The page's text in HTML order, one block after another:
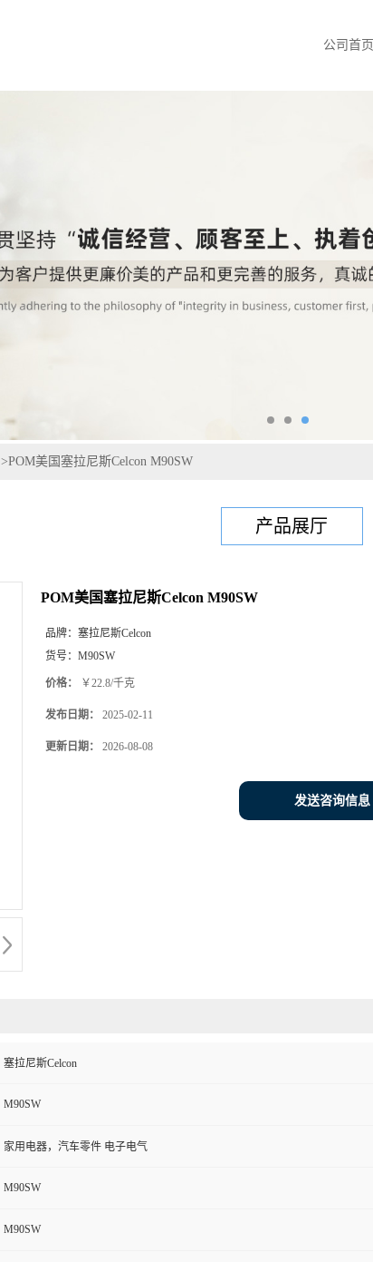
公司首页
>POM美国塞拉尼斯Celcon M90SW
产品展厅
POM美国塞拉尼斯Celcon M90SW
品牌： 塞拉尼斯Celcon
货号： M90SW
价格： ￥22.8/千克
发布日期： 2025-02-11
更新日期： 2026-08-08
发送咨询信息
塞拉尼斯Celcon
M90SW
家用电器，汽车零件 电子电气
M90SW
M90SW